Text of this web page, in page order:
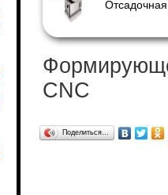
CNC
Поделиться…